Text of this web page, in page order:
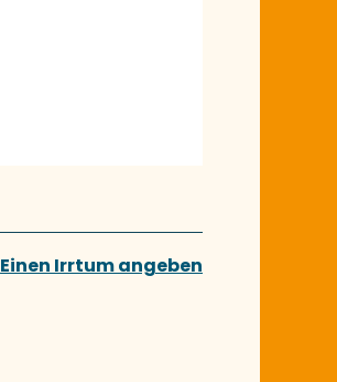
Einen Irrtum angeben